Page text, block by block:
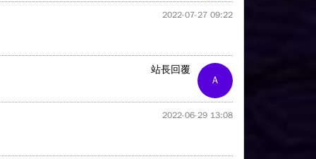
2022-07-27 09:22
A
站長回覆
2022-06-29 13:08